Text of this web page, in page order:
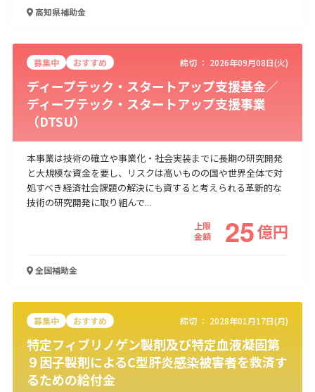
高知県補助金
募集中 おすすめ 締切 ： 2026年09月08日(火)
ディープテック・スタートアップ支援基金／
ディープテック・スタートアップ支援事業
（DTSU）
本事業は技術の確立や事業化・社会実装までに長期の研究開発
と大規模な資金を要し、リスクは高いものの国や世界全体で対
処すべき経済社会課題の解決にも資すると考えられる革新的な
技術の研究開発に取り組んで...
上限
金額
25億円
全国補助金
募集中 おすすめ 締切 ： 2028年01月17日(月)
特定フィブリノゲン製剤及び特定血液凝固第
９因子製剤によるC型肝炎感染被害者を救済す
るための給付金